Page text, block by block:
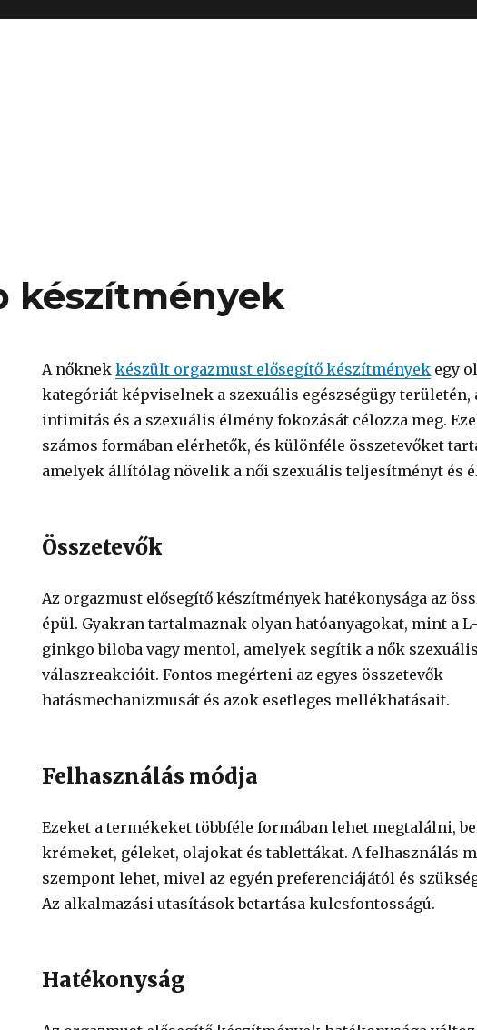
készítmények
A nőknekkészült orgazmust elősegítő készítmények egy
kategóriát képviselnek a szexuális egészségügy területén,
intimitás és a szexuális élmény fokozását célozza meg.
számos formában elérhetők, és különféle összetevőket
amelyek állítólag növelik a női szexuális teljesítményt és
Összetevők
Az orgazmust elősegítő készítmények hatékonysága az
épül. Gyakran tartalmaznak olyan hatóanyagokat, mint a
ginkgo biloba vagy mentol, amelyek segítik a nők szexuális
válaszreakcióit. Fontos megérteni az egyes összetevők
hatásmechanizmusát és azok esetleges mellékhatásait.
Felhasználás módja
Ezeket a termékeket többféle formában lehet megtalálni,
krémeket, géleket, olajokat és tablettákat. A felhasználás
szempont lehet, mivel az egyén preferenciájától és
Az alkalmazási utasítások betartása kulcsfontosságú.
Hatékonyság